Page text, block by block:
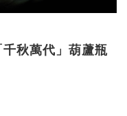
秋萬代」葫蘆瓶